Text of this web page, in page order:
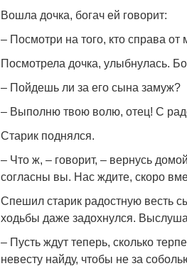
Вошла дочка, богач ей говорит:
– Посмотри на того, кто справа от
Посмотрела дочка, улыбнулась.
– Пойдешь ли за его сына замуж?
– Выполню твою волю, отец! С
Старик поднялся.
– Что ж, – говорит, – вернусь
согласны вы. Нас ждите, скоро
Спешил старик радостную весть
ходьбы даже задохнулся.
– Пусть ждут теперь, сколько
невесту найду, чтобы не за